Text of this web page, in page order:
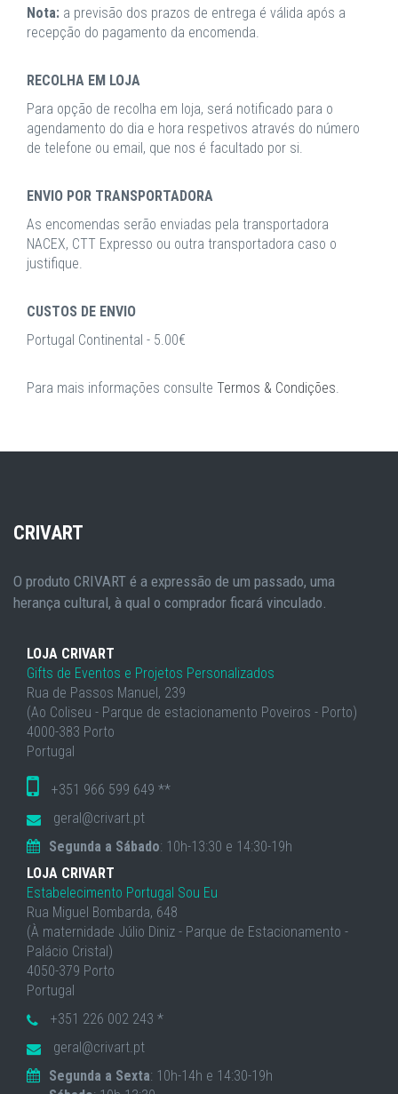
Nota: a previsão dos prazos de entrega é válida após a
recepção do pagamento da encomenda.
RECOLHA EM LOJA
Para opção de recolha em loja, será notificado para o
agendamento do dia e hora respetivos através do número
de telefone ou email, que nos é facultado por si.
ENVIO POR TRANSPORTADORA
As encomendas serão enviadas pela transportadora
NACEX, CTT Expresso ou outra transportadora caso o
justifique.
CUSTOS DE ENVIO
Portugal Continental - 5.00€
Para mais informações consulte Termos & Condições.
CRIVART
O produto CRIVART é a expressão de um passado, uma
herança cultural, à qual o comprador ficará vinculado.
LOJA CRIVART
Gifts de Eventos e Projetos Personalizados
Rua de Passos Manuel, 239
(Ao Coliseu - Parque de estacionamento Poveiros - Porto)
4000-383 Porto
Portugal
+351 966 599 649 **
geral@crivart.pt
Segunda a Sábado: 10h-13:30 e 14:30-19h
LOJA CRIVART
Estabelecimento Portugal Sou Eu
Rua Miguel Bombarda, 648
(À maternidade Júlio Diniz - Parque de Estacionamento -
Palácio Cristal)
4050-379 Porto
Portugal
+351 226 002 243 *
geral@crivart.pt
Segunda a Sexta: 10h-14h e 14:30-19h